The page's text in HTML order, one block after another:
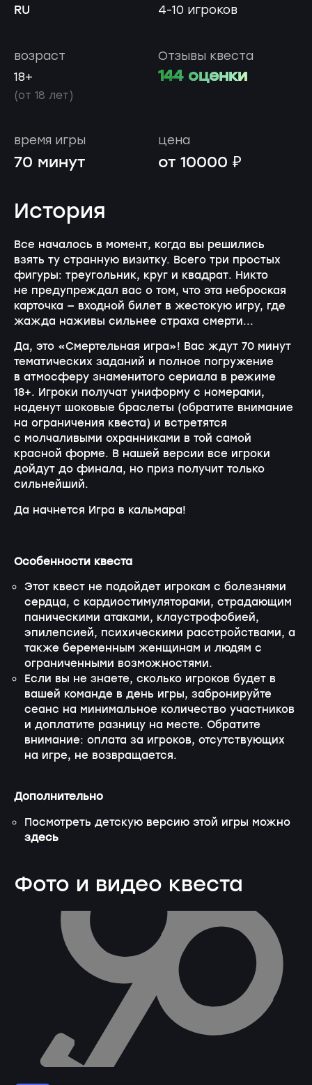
4-10 игроков
RU
возраст
18+
(от 18 лет)
Отзывы квеста
144 оценки
время игры
70 минут
цена
от 10000 ₽
История
Все началось в момент, когда вы решились
взять ту странную визитку. Всего три простых
фигуры: треугольник, круг и квадрат. Никто
не предупреждал вас о том, что эта неброская
карточка — входной билет в жестокую игру, где
жажда наживы сильнее страха смерти...
Да, это «Смертельная игра»! Вас ждут 70 минут
тематических заданий и полное погружение
в атмосферу знаменитого сериала в режиме
18+. Игроки получат униформу с номерами,
наденут шоковые браслеты (обратите внимание
на ограничения квеста) и встретятся
с молчаливыми охранниками в той самой
красной форме. В нашей версии все игроки
дойдут до финала, но приз получит только
сильнейший.
Да начнется Игра в кальмара!
Особенности квеста
Этот квест не подойдет игрокам с болезнями
сердца, с кардиостимуляторами, страдающим
паническими атаками, клаустрофобией,
эпилепсией, психическими расстройствами, а
также беременным женщинам и людям с
ограниченными возможностями.
Если вы не знаете, сколько игроков будет в
вашей команде в день игры, забронируйте
сеанс на минимальное количество участников
и доплатите разницу на месте. Обратите
внимание: оплата за игроков, отсутствующих
на игре, не возвращается.
Дополнительно
Посмотреть детскую версию этой игры можно
здесь
Фото и видео квеста